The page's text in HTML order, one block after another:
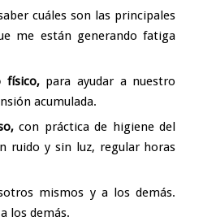
cuáles son las principales
me están generando fatiga
físico, para ayudar a nuestro
acumulada.
con práctica de higiene del
ruido y sin luz, regular horas
mismos y a los demás.
los demás.